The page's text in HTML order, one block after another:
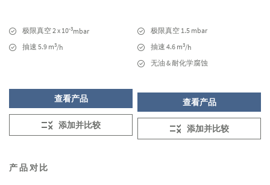
极限真空 2 x 10-3mbar
抽速 5.9 m3/h
查看产品
添加并比较
极限真空 1.5 mbar
抽速 4.6 m3/h
无油 & 耐化学腐蚀
查看产品
添加并比较
产品对比